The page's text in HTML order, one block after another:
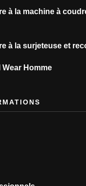
à la machine à
à la surjeteuse et
Homme